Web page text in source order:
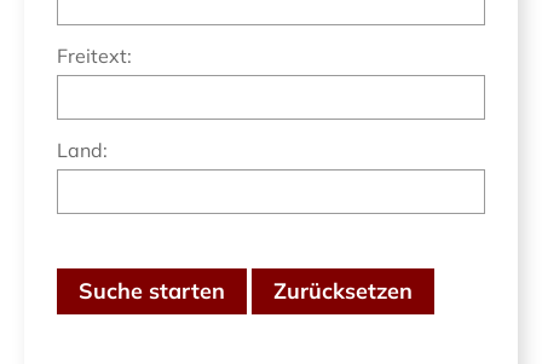
Freitext:
Land:
Suche starten Zurücksetzen